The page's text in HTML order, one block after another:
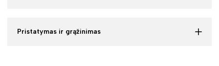
Pristatymas ir grąžinimas